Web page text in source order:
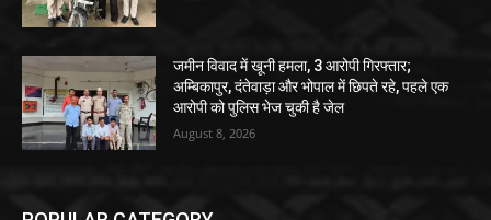
जमीन विवाद में खूनी हमला, 3 आरोपी गिरफ्तार;
अम्बिकापुर, दंतेवाड़ा और भोपाल में छिपते रहे, पहले एक
आरोपी को पुलिस भेज चुकी है जेल
August 8, 2026